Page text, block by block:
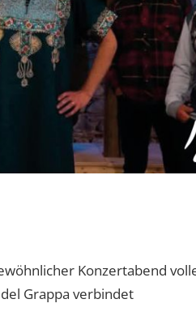
Konzertabend
Grappa verbindet